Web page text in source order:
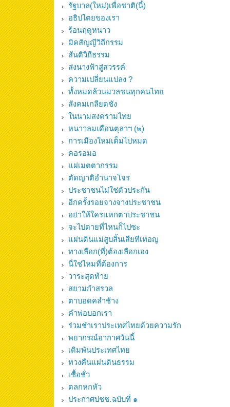
รัฐบาล(ใหม่)เพื่อชาติ(นี้)
อธิปไตยของเรา
ร้อนฤดูหนาว
มิคสัญญีวิถีกรรม
สันติวิถีธรรม
ส่งนางฟ้าสู่สวรรค์
ความเปลี่ยนแปลง ?
ทั้งหมดล้วนมวลชนทุกคนไทย
สังคมเกลียดชัง
ในนามสงครามไทย
หนาวลมเดือนตุลาฯ (๒)
การเมืองใหม่เต็มไปหมด
คอรอมอ
แผ่เมตตากรรม
ตัดญาติอำนาจโจร
ประชาชนไม่ใช่ตัวประกัน
อีกครั้งรอยจางจางประชาชน
อย่าให้ใครแหกตาประชาชน
จะไปตายที่ไหนก็ไปซะ
แผ่นดินแม่สูบสิ้นเสียทีเทอญ
ทางเลือก(ที่)ต้องเลือกเอง
นี่ใช่ไหมที่ต้องการ
วาระสุดท้าย
สยามกำสรวล
ตาบอดคลำช้าง
คำพ่อบอกเรา
ร่วมชำเราประเทศไทยด้วยความรัก
พยากรณ์อากาศวันนี้
เดิมพันประเทศไทย
ทวงคืนแผ่นดินธรรม
เชื้อชั่ว
ตลกหกหัว
ประกาศปชช.ฉบับที่ ๑